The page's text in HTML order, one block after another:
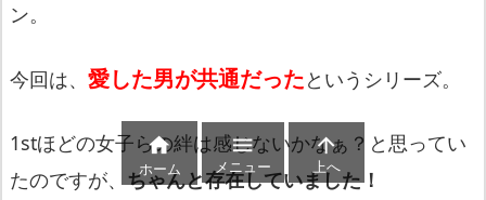
ン。
今回は、 愛した男が共通だったというシリーズ。
1stほどの女子らの絆は感じないかなぁ？と思ってい
たのですが、ちゃんと存在していました！

ホーム

メニュー

上へ